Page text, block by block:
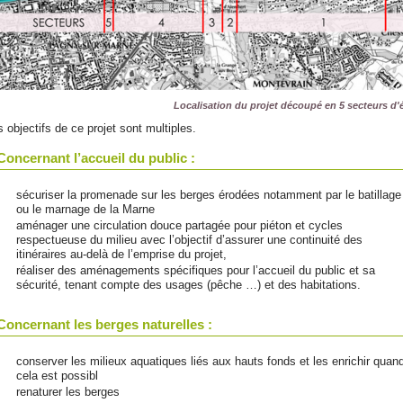
Localisation du projet découpé en 5 secteurs
objectifs de ce projet sont multiples.
l’accueil du public :
sécuriser la promenade sur les berges érodées notamment par le batillage
ou le marnage de la Marne
aménager une circulation douce partagée pour piéton et cycles
respectueuse du milieu avec l’objectif d’assurer une continuité des
itinéraires au-delà de l’emprise du projet,
réaliser des aménagements spécifiques pour l’accueil du public et sa
sécurité, tenant compte des usages (pêche …) et des habitations.
les berges naturelles :
conserver les milieux aquatiques liés aux hauts fonds et les enrichir
cela est possibl
renaturer les berges